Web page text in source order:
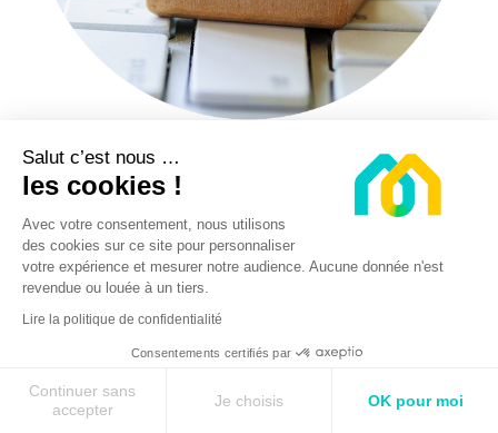
Questions fréquentes
Comment éviter les arnaques à la
rénovation ?
Certaines entreprises peuvent scrupuleuses
cherchent à escroquer les ménages. Pour
le temps d'y réfléchir pendant plusieurs
Salut c’est nous …
les cookies !
Avec votre consentement, nous utilisons
des cookies sur ce site pour personnaliser
votre expérience et mesurer notre audience. Aucune donnée n'est
revendue ou louée à un tiers.
Lire la politique de confidentialité
Consentements certifiés par
Continuer sans
accepter
Je choisis OK pour moi